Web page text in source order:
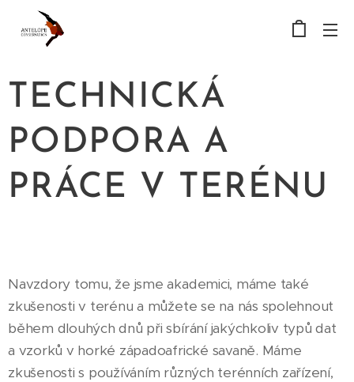
TECHNICKÁ
PODPORA A
PRÁCE V TERÉNU
Navzdory tomu, že jsme akademici, máme také
zkušenosti v terénu a můžete se na nás spolehnout
během dlouhých dnů při sbírání jakýchkoliv typů dat
a vzorků v horké západoafrické savaně. Máme
zkušenosti s používáním různých terénních zařízení,